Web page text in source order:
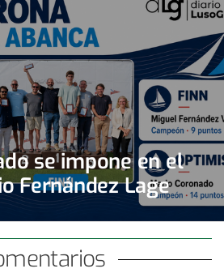
se impone en el
Fernández Lage